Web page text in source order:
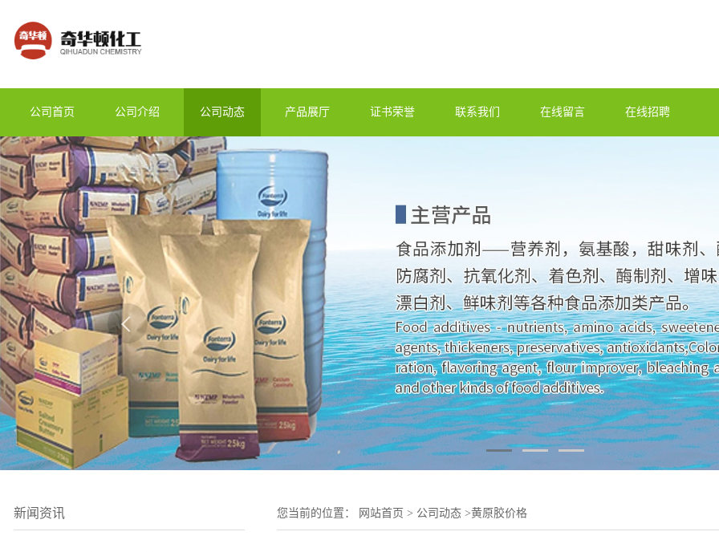
公司首页 公司介绍 公司动态 产品展厅 证书荣誉 联系我们 在线留言 在线招聘
新闻资讯 您当前的位置： 网站首页 > 公司动态>黄原胶价格